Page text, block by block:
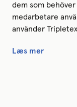
dem som
medarbetare
använder
Læs mer